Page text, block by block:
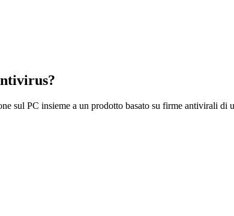
sul PC insieme a un prodotto basato su firme antivirali